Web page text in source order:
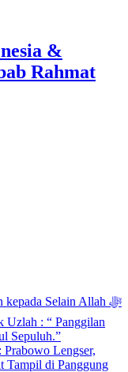
&
Rahmat
Isyarat Dilarang Menundukkan Badan kepada Selain Allah ﷻ
Uzlah : “ Panggilan
Sepuluh.”
Prabowo Lengser,
Tampil di Panggung